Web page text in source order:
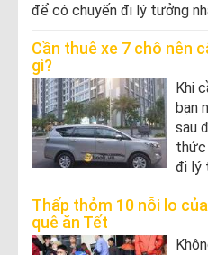
để có chuyến đi lý tưởng
Cần thuê xe 7 chỗ nên
gì?
Khi
bạn
sau
thức
đi lý
Thấp thỏm 10 nỗi lo
quê ăn Tết